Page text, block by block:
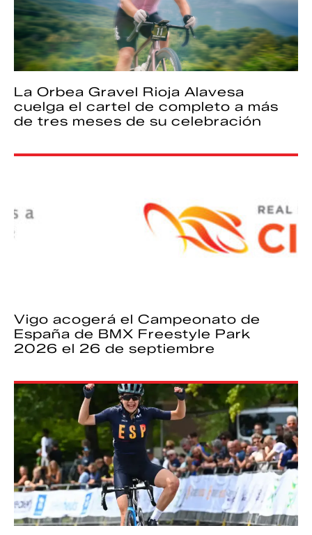
La Orbea Gravel Rioja Alavesa
cuelga el cartel de completo a más
de tres meses de su celebración
Vigo acogerá el Campeonato de
España de BMX Freestyle Park
2026 el 26 de septiembre